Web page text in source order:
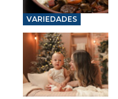
VARIEDADES